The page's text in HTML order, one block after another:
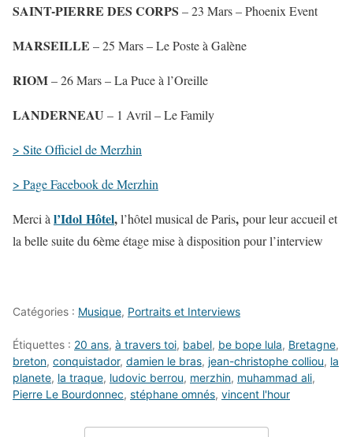
SAINT-PIERRE DES CORPS – 23 Mars – Phoenix Event
MARSEILLE – 25 Mars – Le Poste à Galène
RIOM– 26 Mars – La Puce à l’Oreille
LANDERNEAU – 1 Avril – Le Family
> Site Officiel de Merzhin
> Page Facebook de Merzhin
Merci à l’Idol Hôtel,l’hôtel musical de Paris, pour leur accueil et
la belle suite du 6ème étage mise à disposition pour l’interview
Catégories : Musique, Portraits et Interviews
Étiquettes : 20 ans, à travers toi, babel, be bope lula, Bretagne,
breton, conquistador, damien le bras, jean-christophe colliou, la
planete, la traque, ludovic berrou, merzhin, muhammad ali,
Pierre Le Bourdonnec, stéphane omnés, vincent l'hour